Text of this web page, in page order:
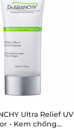
Ultra Relief UV
- Kem chống